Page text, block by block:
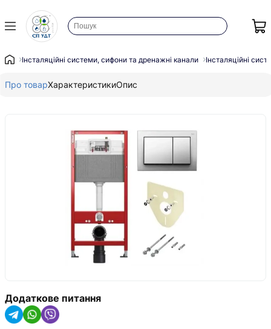
Інсталяційні системи, сифони та дренажні канали Інсталяційні
Про товарХарактеристикиОпис
Додаткове питання